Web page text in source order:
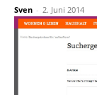
Sven - 2. Juni 2014